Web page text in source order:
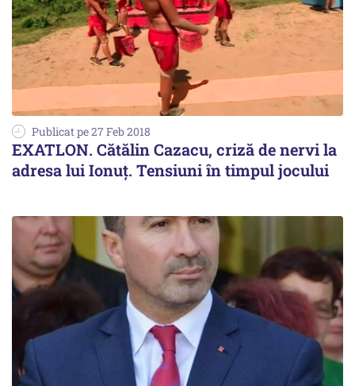
Publicat pe 27 Feb 2018
EXATLON. Cătălin Cazacu, criză de nervi la
adresa lui Ionuț. Tensiuni în timpul jocului